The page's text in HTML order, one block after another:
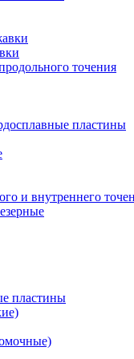
точения
пластины
и внутреннего
пластины